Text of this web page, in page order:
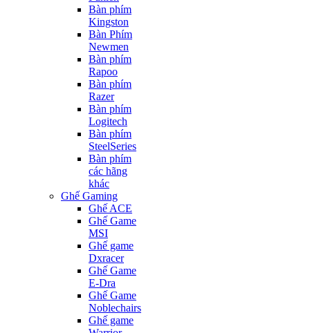
Bàn phím
Kingston
Bàn Phím
Newmen
Bàn phím
Rapoo
Bàn phím
Razer
Bàn phím
Logitech
Bàn phím
SteelSeries
Bàn phím
các hãng
khác
Ghế Gaming
Ghế ACE
Ghế Game
MSI
Ghế game
Dxracer
Ghế Game
E-Dra
Ghế Game
Noblechairs
Ghế game